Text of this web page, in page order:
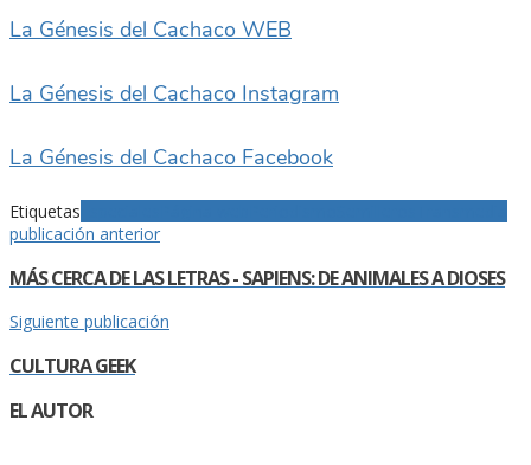
La Génesis del Cachaco WEB
La Génesis del Cachaco Instagram
La Génesis del Cachaco Facebook
Etiquetas
publicación anterior
MÁS CERCA DE LAS LETRAS - SAPIENS: DE ANIMALES A DIOSES
Siguiente publicación
CULTURA GEEK
EL AUTOR